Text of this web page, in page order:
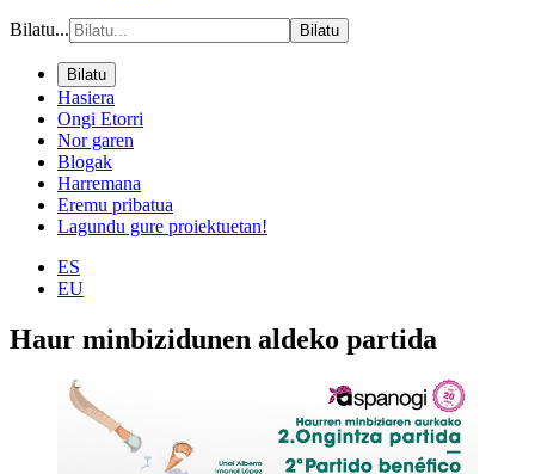
Bilatu... Bilatu
Bilatu
Hasiera
Ongi Etorri
Nor garen
Blogak
Harremana
Eremu pribatua
Lagundu gure proiektuetan!
ES
EU
Haur minbizidunen aldeko partida